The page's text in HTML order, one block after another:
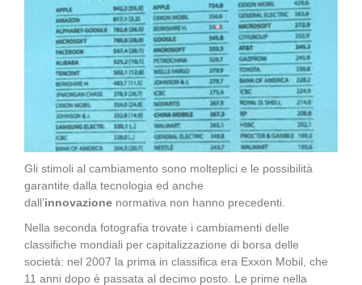
Gli stimoli al cambiamento sono molteplici e le possibilità
garantite dalla tecnologia ed anche
dall’innovazione normativa non hanno precedenti.
Nella seconda fotografia trovate i cambiamenti delle
classifiche mondiali per capitalizzazione di borsa delle
società: nel 2007 la prima in classifica era Exxon Mobil, che
11 anni dopo è passata al decimo posto. Le prime nella